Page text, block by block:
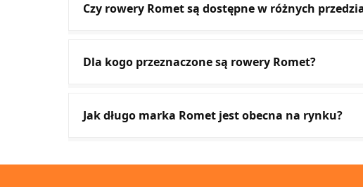
Czy rowery Romet są dostępne w różnych
Dla kogo przeznaczone są rowery Romet?
Jak długo marka Romet jest obecna na rynku?